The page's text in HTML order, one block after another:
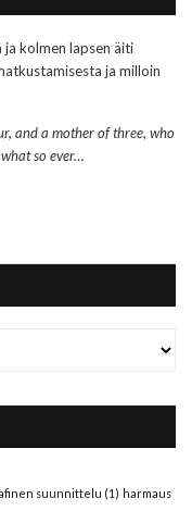
kolmen lapsen äiti
ja milloin
and a mother of three, who
so ever…
suunnittelu (1) harmaus